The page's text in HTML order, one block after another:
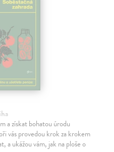
a získat bohatou úrodu
vás provedou krok za krokem
a ukážou vám, jak na ploše o